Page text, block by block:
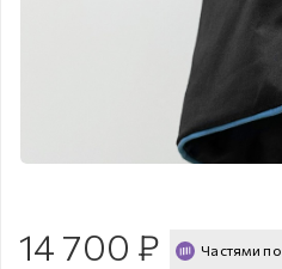
14 700 ₽ Частями по